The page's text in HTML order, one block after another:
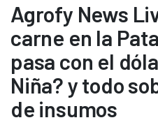
Agrofy News
carne en la
pasa con el
Niña? y todo
de insumos